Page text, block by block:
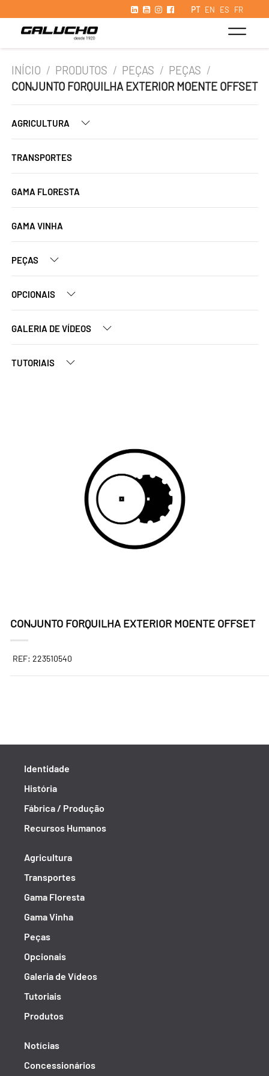
PT EN ES FR
INÍCIO / PRODUTOS / PEÇAS / PEÇAS /
CONJUNTO FORQUILHA EXTERIOR MOENTE OFFSET
AGRICULTURA
TRANSPORTES
GAMA FLORESTA
GAMA VINHA
PEÇAS
OPCIONAIS
GALERIA DE VÍDEOS
TUTORIAIS
CONJUNTO FORQUILHA EXTERIOR MOENTE OFFSET
REF: 223510540
Identidade
História
Fábrica / Produção
Recursos Humanos
Agricultura
Transportes
Gama Floresta
Gama Vinha
Peças
Opcionais
Galeria de Vídeos
Tutoriais
Produtos
Notícias
Concessionários